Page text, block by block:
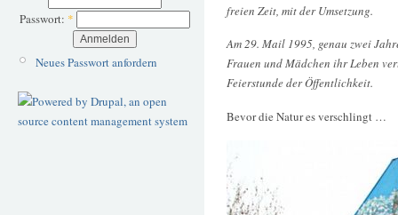
Passwort: *
Neues Passwort anfordern
freien Zeit, mit der Umsetzung.
Am 29. Mail 1995, genau zwei
Frauen und Mädchen ihr Leben
Feierstunde der Öffentlichkeit.
Bevor die Natur es verschlingt …